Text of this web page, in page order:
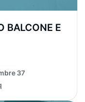
BALCONE E
37